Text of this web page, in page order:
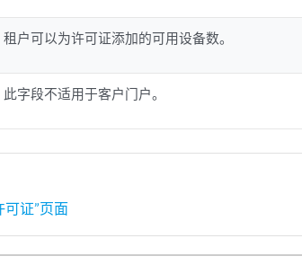
租户可以为许可证添加的可用设备数。
此字段不适用于客户门户。
可证”页面